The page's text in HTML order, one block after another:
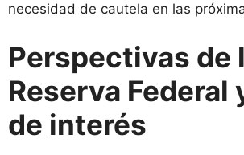
necesidad de cautela en las
Perspectivas de
Reserva Federal
de interés